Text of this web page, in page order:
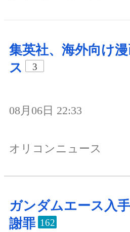
集英社、海外向け
ス
3
08月06日 22:33
オリコンニュース
ガンダムエース入
謝罪 162